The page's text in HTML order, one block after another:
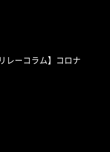
レーコラム】コロナ